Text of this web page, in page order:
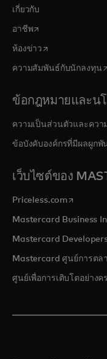
เกี่ยวกับ
อาชีพopens in a new tab
ห้องข่าว opens in a new
ความสัมพันธ์กับนักลงทุน
ข้อกฎหมายและน
ความเป็นส่วนตัวและคว
ข้อบังคับองค์กรที่มีผลผูกพั
เว็บไซต์ของ
Priceless.com opens in
Mastercard Business
Mastercard
Mastercard ศูนย์การตล
ศูนย์เพื่อการเติบโตอย่างค